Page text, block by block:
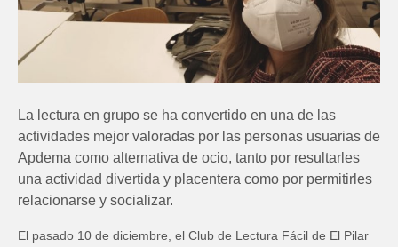
La lectura en grupo se ha convertido en una de las
actividades mejor valoradas por las personas usuarias de
Apdema como alternativa de ocio, tanto por resultarles
una actividad divertida y placentera como por permitirles
relacionarse y socializar.
El pasado 10 de diciembre, el Club de Lectura Fácil de El Pilar